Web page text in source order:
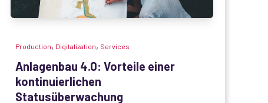
Production, Digitalization, Services
Anlagenbau 4.0: Vorteile einer
kontinuierlichen
Statusüberwachung